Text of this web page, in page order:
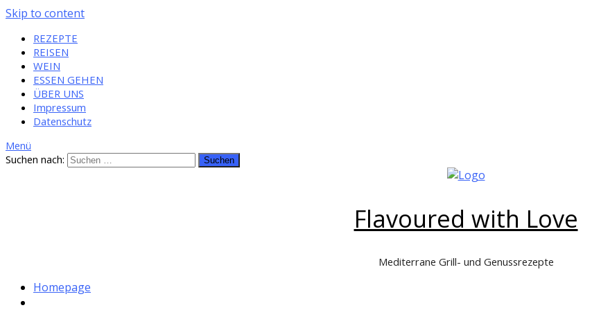
Skip to content
REZEPTE
REISEN
WEIN
ESSEN GEHEN
ÜBER UNS
Impressum
Datenschutz
Menü
Suchen nach:
Flavoured with Love
Mediterrane Grill- und Genussrezepte
Homepage